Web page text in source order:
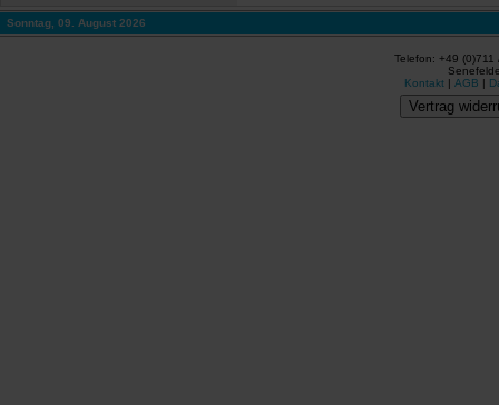
Sonntag, 09. August 2026
Telefon: +49
Kontakt | AGB |
Vertrag